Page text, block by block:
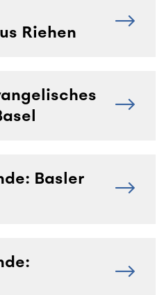
Riehen
Basler